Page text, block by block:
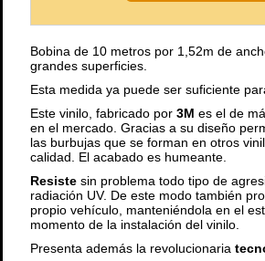
Bobina de 10 metros por 1,52m de
grandes superficies.
Esta medida ya puede ser suficiente
Este vinilo, fabricado por 3M es el de
en el mercado. Gracias a su diseño
las burbujas que se forman en otros
calidad. El acabado es humeante.
Resiste sin problema todo tipo de
radiación UV. De este modo también
propio vehículo, manteniéndola en el
momento de la instalación del vinilo.
Presenta además la revolucionaria